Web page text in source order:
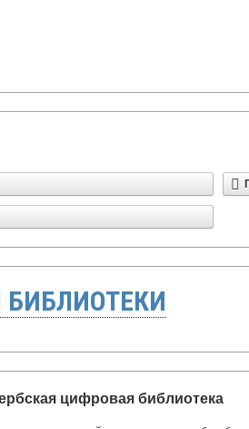
цифровая библиотека